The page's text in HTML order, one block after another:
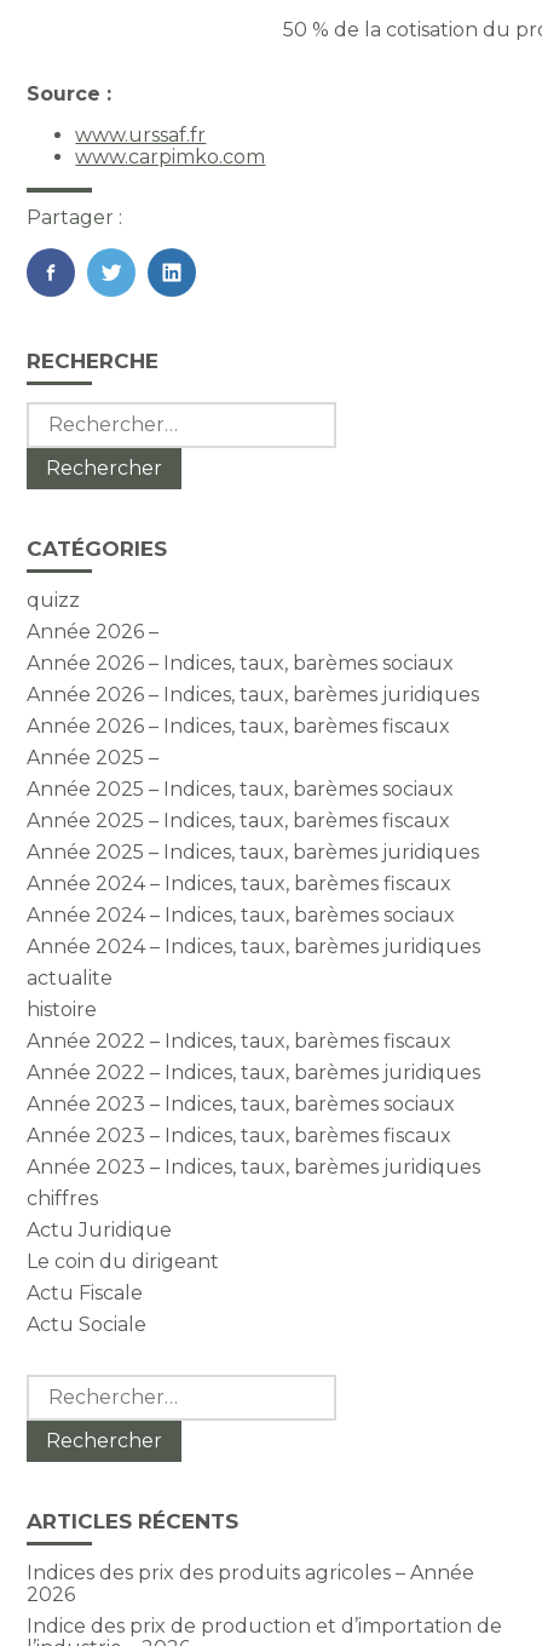
50 % de la cotisation du
Source :
www.urssaf.fr
www.carpimko.com
Partager :
FaceBook
TwitterLinkedIn
Blog
sidebar
RECHERCHE
Rechercher :
CATÉGORIES
quizz
Année 2026 –
Année 2026 – Indices, taux, barèmes sociaux
Année 2026 – Indices, taux, barèmes juridiques
Année 2026 – Indices, taux, barèmes fiscaux
Année 2025 –
Année 2025 – Indices, taux, barèmes sociaux
Année 2025 – Indices, taux, barèmes fiscaux
Année 2025 – Indices, taux, barèmes juridiques
Année 2024 – Indices, taux, barèmes fiscaux
Année 2024 – Indices, taux, barèmes sociaux
Année 2024 – Indices, taux, barèmes juridiques
actualite
histoire
Année 2022 – Indices, taux, barèmes fiscaux
Année 2022 – Indices, taux, barèmes juridiques
Année 2023 – Indices, taux, barèmes sociaux
Année 2023 – Indices, taux, barèmes fiscaux
Année 2023 – Indices, taux, barèmes juridiques
chiffres
Actu Juridique
Le coin du dirigeant
Actu Fiscale
Actu Sociale
Rechercher :
ARTICLES RÉCENTS
Indices des prix des produits agricoles – Année
2026
Indice des prix de production et d’importation de